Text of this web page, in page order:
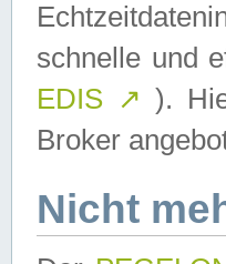
schnelle und
EDIS ↗ ).
Broker
Nicht